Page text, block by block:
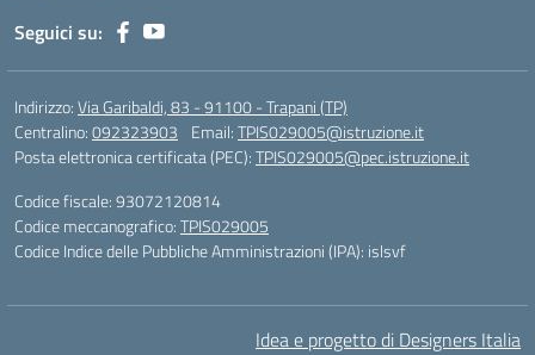
Seguici su:
Indirizzo:Via Garibaldi, 83 - 91100 - Trapani (TP)
Centralino:092323903 Email:TPIS029005@istruzione.it
Posta elettronica certificata (PEC):TPIS029005@pec.istruzione.it
Codice fiscale: 93072120814
Codice meccanografico:TPIS029005
Codice Indice delle Pubbliche Amministrazioni (IPA): islsvf
Idea e progetto di Designers Italia